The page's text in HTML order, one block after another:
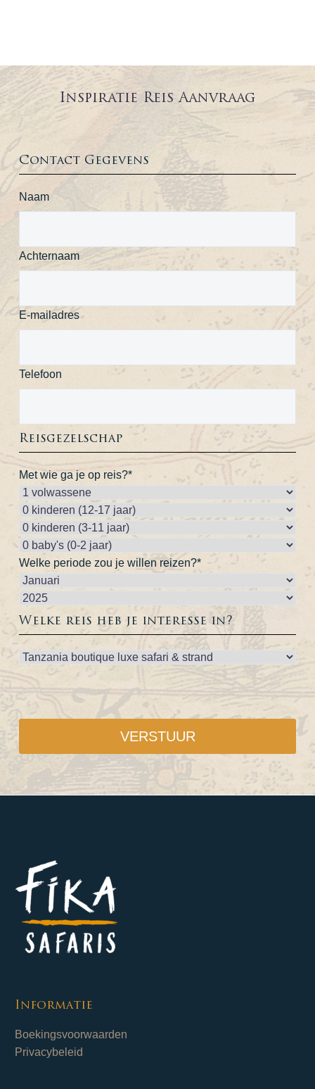
Inspiratie Reis Aanvraag
Contact Gegevens
Naam
Achternaam
E-mailadres
Telefoon
Reisgezelschap
Met wie ga je op reis?*
Welke periode zou je willen reizen?*
Welke reis heb je interesse in?
Informatie
Boekingsvoorwaarden
Privacybeleid